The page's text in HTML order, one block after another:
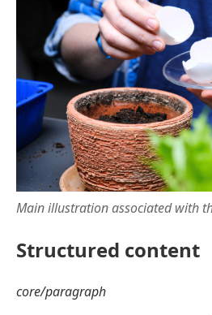
Main illustration associated with
Structured content
core/paragraph